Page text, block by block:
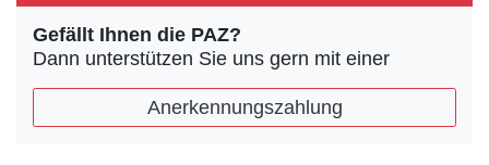
Gefällt Ihnen die PAZ?
Dann unterstützen Sie uns gern mit einer
Anerkennungszahlung